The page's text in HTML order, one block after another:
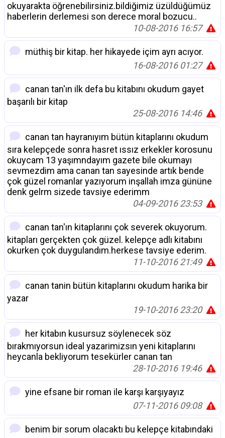
okuyarakta öğrenebilirsiniz.bildiğimiz üzüldüğümüz
haberlerin derlemesi son derece moral bozucu..
10-08-2016 16:57
müthiş bir kitap. her hikayede içim ayrı acıyor.
16-08-2016 01:27
canan tan'ın ilk defa bu kitabını okudum gayet
başarılı bir kitap
25-08-2016 14:46
canan tan hayranıyım bütün kitaplarını okudum
sıra kelepçede sonra hasret ıssız erkekler korosunu
okuycam 13 yaşımndayım gazete bile okumayı
sevmezdim ama canan tan sayesinde artık bende
çok güzel romanlar yazıyorum inşallah imza gününe
denk gelrm sizede tavsiye ederimm
04-09-2016 23:53
canan tan'ın kitaplarını çok severek okuyorum.
kitapları gerçekten çok güzel. kelepçe adlı kitabını
okurken çok duygulandım.herkese tavsiye ederim.
11-10-2016 21:49
canan tanin bütün kitaplarını okudum harika bir
yazar
19-10-2016 23:20
her kitabın kusursuz söylenecek söz
bırakmıyorsun ideal yazarimizsın yeni kitaplarını
heycanla bekliyorum tesekürler canan tan
28-10-2016 19:46
yine efsane bir roman ile karşı karşıyayız
07-11-2016 09:08
benim bir sorum olacaktı bu kelepçe kitabındaki